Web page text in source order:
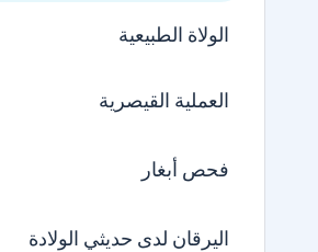
الولاة الطبيعية
العملية القيصرية
فحص أبغار
اليرقان لدى حديثي الولادة